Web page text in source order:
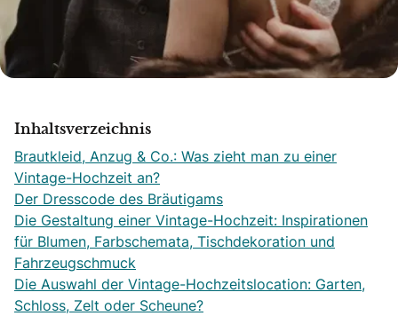
Inhaltsverzeichnis
Brautkleid, Anzug & Co.: Was zieht man zu einer
Vintage-Hochzeit an?
Der Dresscode des Bräutigams
Die Gestaltung einer Vintage-Hochzeit: Inspirationen
für Blumen, Farbschemata, Tischdekoration und
Fahrzeugschmuck
Die Auswahl der Vintage-Hochzeitslocation: Garten,
Schloss, Zelt oder Scheune?